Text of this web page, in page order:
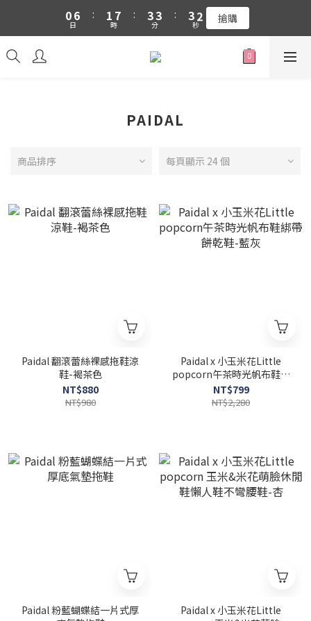
吉伊卡哇 新品上市88折+滿件贈零錢包(隨機)
06
5
日
:
1
0
7
6
時
:
3
2
0
3
2
0
分
:
3
2
2
1
秒 搶購
吉伊卡哇 新品上市88折+滿件贈零錢包(隨機)
PAIDAL
商品排序 每頁顯示 24 個
Paidal 翻滾蕾絲裸感拖鞋涼
鞋-褐茶色
NT$880
NT$980
Paidal x 小玉米花Little
popcorn午茶時光帆布鞋綁
帶餅乾鞋-藍灰
NT$799
NT$2,280
Paidal 粉藍蝴蝶結一片式厚
Paidal x 小玉米花Little